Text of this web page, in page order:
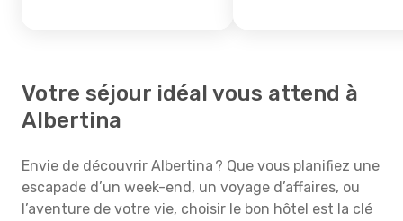
Votre séjour idéal vous attend à
Albertina
Envie de découvrir Albertina ? Que vous planifiez une
escapade d’un week-end, un voyage d’affaires, ou
l’aventure de votre vie, choisir le bon hôtel est la clé